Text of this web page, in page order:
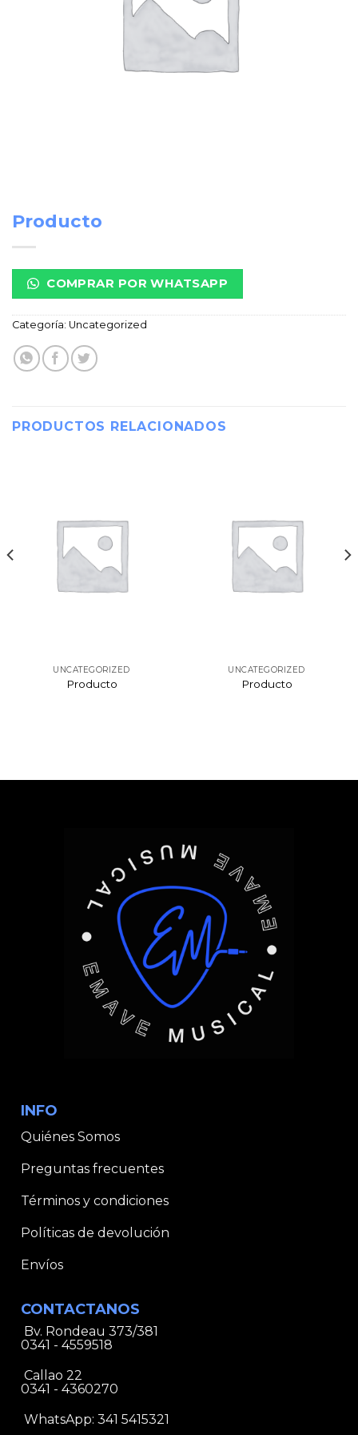
Producto
COMPRAR POR WHATSAPP
Categoría: Uncategorized
PRODUCTOS RELACIONADOS
UNCATEGORIZED
Producto
UNCATEGORIZED
Producto
INFO
Quiénes Somos
Preguntas frecuentes
Términos y condiciones
Políticas de devolución
Envíos
CONTACTANOS
Bv. Rondeau 373/381
0341 - 4559518
Callao 22
0341 - 4360270
WhatsApp: 341 5415321